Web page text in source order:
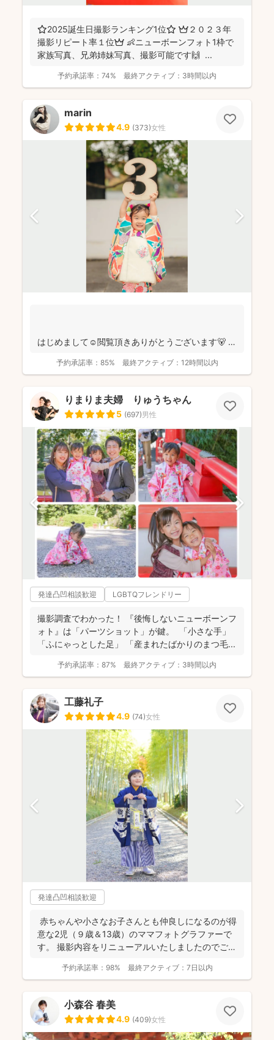
⭐️2025誕生日撮影ランキング1位⭐️ 👑２０２３年
撮影リピート率１位👑 👶ニューボーンフォト1枠で
家族写真、兄弟姉妹写真、撮影可能です🙌 ...
予約承諾率： 74% 最終アクティブ： 3時間以内
marin
4.9 (373)女性
はじめまして☺️閲覧頂きありがとうございます🐻
予約承諾率： 85% 最終アクティブ： 12時間以内
りまりま夫婦 りゅうちゃん
5 (697)男性
発達凸凹相談歓迎 LGBTQフレンドリー
撮影調査でわかった！ 『後悔しないニューボーンフ
ォト』は「パーツショット」が鍵。 「小さな手」
「ふにゃっとした足」 「産まれたばかりのまつ毛...
予約承諾率： 87% 最終アクティブ： 3時間以内
工藤礼子
4.9 (74)女性
発達凸凹相談歓迎
赤ちゃんや小さなお子さんとも仲良しになるのが得
意な2児（９歳＆13歳）のママフォトグラファーで
す。 撮影内容をリニューアルいたしましたのでご案
予約承諾率： 98% 最終アクティブ： 7日以内
小森谷 春美
4.9 (409)女性